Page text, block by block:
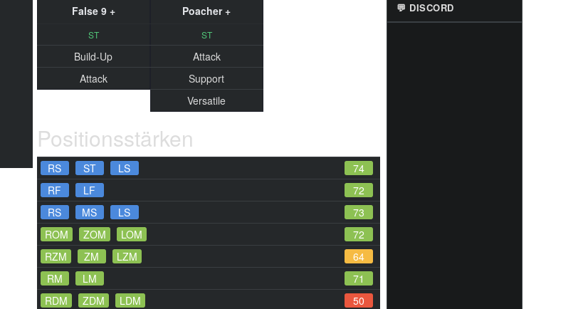
False 9 +
ST
Build-Up
Attack
Poacher +
ST
Attack
Support
Versatile
Positionsstärken
RS ST LS
74
RF
LF
72
RS
MS LS
73
ROM
ZOM LOM
72
RZM
ZM LZM
64
RM
LM
71
RDM
ZDM LDM 50
💬 DISCORD